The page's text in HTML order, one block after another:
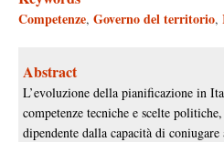
Competenze, Governo del territorio,
Abstract
L’evoluzione della pianificazione in
competenze tecniche e scelte
dipendente dalla capacità di